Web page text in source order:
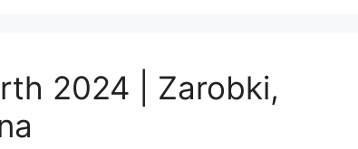
2024 | Zarobki,